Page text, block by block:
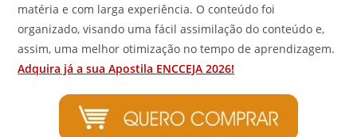
matéria e com larga experiência. O conteúdo foi
organizado, visando uma fácil assimilação do conteúdo e,
assim, uma melhor otimização no tempo de aprendizagem.
Adquira já a sua Apostila ENCCEJA 2026!